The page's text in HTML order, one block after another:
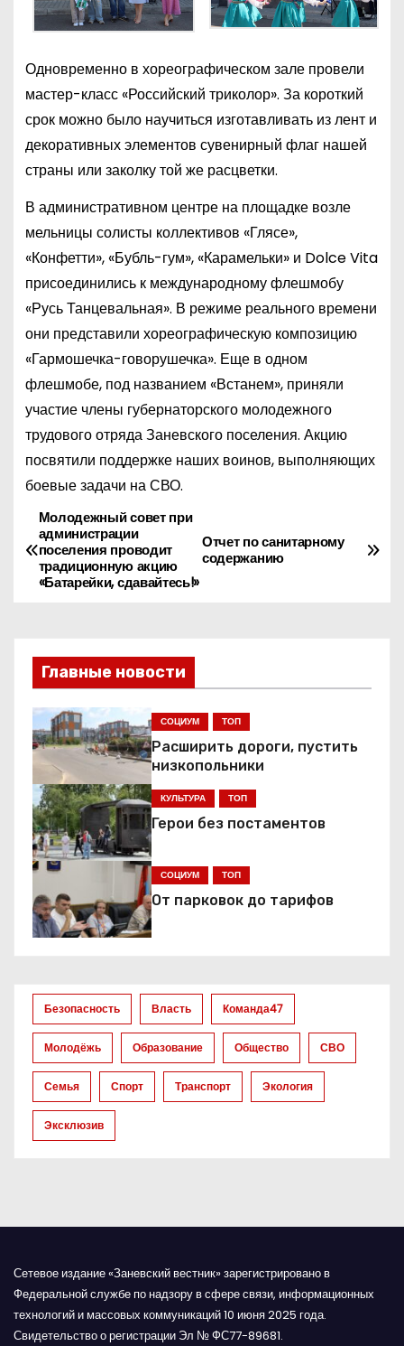
Одновременно в хореографическом зале провели
мастер-класс «Российский триколор». За короткий
срок можно было научиться изготавливать из лент и
декоративных элементов сувенирный флаг нашей
страны или заколку той же расцветки.
В административном центре на площадке возле
мельницы солисты коллективов «Глясе»,
«Конфетти», «Бубль-гум», «Карамельки» и Dolce Vita
присоединились к международному флешмобу
«Русь Танцевальная». В режиме реального времени
они представили хореографическую композицию
«Гармошечка-говорушечка». Еще в одном
флешмобе, под названием «Встанем», приняли
участие члены губернаторского молодежного
трудового отряда Заневского поселения. Акцию
посвятили поддержке наших воинов, выполняющих
боевые задачи на СВО.
Н
а
г
а
ц
и
я
п
о
з
п
и
с
я
Отчет по санитарному
содержанию
Молодежный совет при
администрации
поселения проводит
традиционную акцию
«Батарейки, сдавайтесь!»
Главные новости
СОЦИУМ ТОП
Расширить дороги, пустить
низкопольники
КУЛЬТУРА ТОП
Герои без постаментов
СОЦИУМ ТОП
От парковок до тарифов
Безопасность Власть Команда47
Молодёжь Образование Общество СВО
Семья Спорт Транспорт Экология
Эксклюзив
Сетевое издание «Заневский вестник» зарегистрировано в
Федеральной службе по надзору в сфере связи, информационных
технологий и массовых коммуникаций 10 июня 2025 года.
Свидетельство о регистрации Эл № ФС77-89681.